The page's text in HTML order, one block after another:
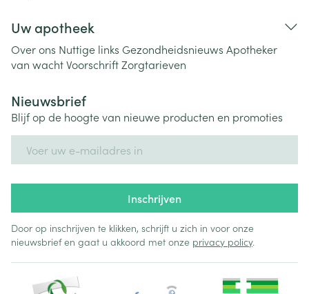
Uw apotheek
Over ons Nuttige links Gezondheidsnieuws Apotheker
van wachtVoorschriftZorgtarieven
Nieuwsbrief
Blijf op de hoogte van nieuwe producten en promoties
Inschrijven
Door op inschrijven te klikken, schrijft u zich in voor onze
nieuwsbrief en gaat u akkoord met onze privacy policy.